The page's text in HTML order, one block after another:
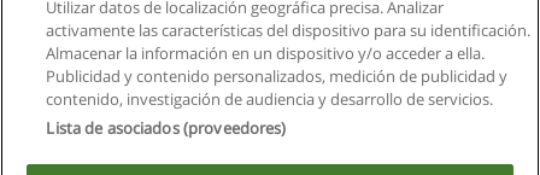
Reglas de uso
Privacidad de datos
Utilizar datos de localización geográfica precisa. Analizar
activamente las características del dispositivo para su identificación.
Almacenar la información en un dispositivo y/o acceder a ella.
Publicidad y contenido personalizados, medición de publicidad y
contenido, investigación de audiencia y desarrollo de servicios.
Lista de asociados (proveedores)